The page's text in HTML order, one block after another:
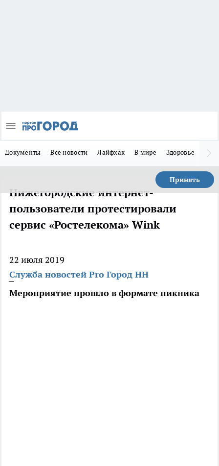
Документы Все новости Лайфхак В мире Здоровье
Принять
Нижегородские интернет-
пользователи протестировали
сервис «Ростелекома» Wink
22 июля 2019
Служба новостей Pro Город НН
Мероприятие прошло в формате пикника